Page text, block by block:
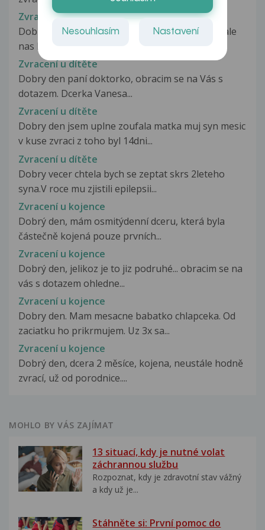
Zvracení u batolete
Dobry den Mam syna a ten od narozeni zvraci,ale
nas lekar mi stale opakuje...
Zvracení u dítěte
Dobry den paní doktorko, obracim se na Vás s
dotazem. Dcerka Vanesa...
Zvracení u dítěte
Dobry den jsem uplne zoufala matka muj syn mesic
v kuse zvraci z toho byl 14dni...
Zvracení u dítěte
Dobry vecer chtela bych se zeptat skrs 2leteho
syna.V roce mu zjistili epilepsii...
Zvracení u kojence
Dobrý den, mám osmitýdenní dceru, která byla
částečně kojená pouze prvních...
Zvracení u kojence
Dobrý den, jelikoz je to jiz podruhé... obracim se na
vás s dotazem ohledne...
Zvracení u kojence
Dobry den. Mam mesacne babatko chlapceka. Od
zaciatku ho prikrmujem. Uz 3x sa...
Zvracení u kojence
Dobrý den, dcera 2 měsíce, kojena, neustále hodně
zvrací, už od porodnice....
MOHLO BY VÁS ZAJÍMAT
13 situací, kdy je nutné volat
záchrannou službu
Rozpoznat, kdy je zdravotní stav vážný
a kdy už je...
Stáhněte si: První pomoc do
Nesouhlasím Nastavení